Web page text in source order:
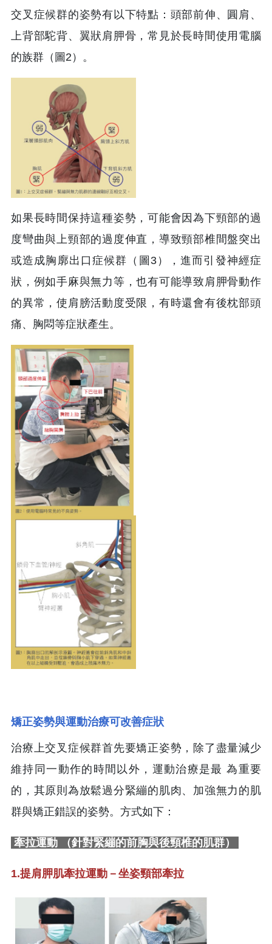
交叉症候群的姿勢有以下特點：頭部前伸、圓肩、
上背部駝背、翼狀肩胛骨，常見於長時間使用電腦
的族群（圖2）。
如果長時間保持這種姿勢，可能會因為下頸部的過
度彎曲與上頸部的過度伸直，導致頸部椎間盤突出
或造成胸廓出口症候群（圖3），進而引發神經症
狀，例如手麻與無力等，也有可能導致肩胛骨動作
的異常，使肩膀活動度受限，有時還會有後枕部頭
痛、胸悶等症狀產生。
矯正姿勢與運動治療可改善症狀
治療上交叉症候群首先要矯正姿勢，除了盡量減少
維持同一動作的時間以外，運動治療是最 為重要
的，其原則為放鬆過分緊繃的肌肉、加強無力的肌
群與矯正錯誤的姿勢。方式如下：
牽拉運動 （針對緊繃的前胸與後頸椎的肌群）
1.提肩胛肌牽拉運動－坐姿頸部牽拉